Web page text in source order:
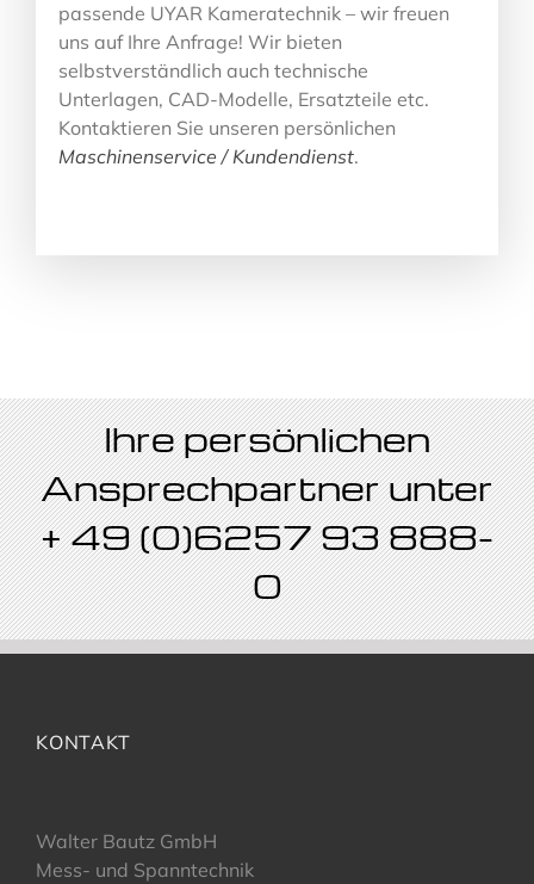
passende UYAR Kameratechnik – wir freuen
uns auf Ihre Anfrage! Wir bieten
selbstverständlich auch technische
Unterlagen, CAD-Modelle, Ersatzteile etc.
Kontaktieren Sie unseren persönlichen
Maschinenservice / Kundendienst.
Ihre persönlichen
Ansprechpartner unter
+ 49 (0)6257 93 888-
0
KONTAKT
Walter Bautz GmbH
Mess- und Spanntechnik